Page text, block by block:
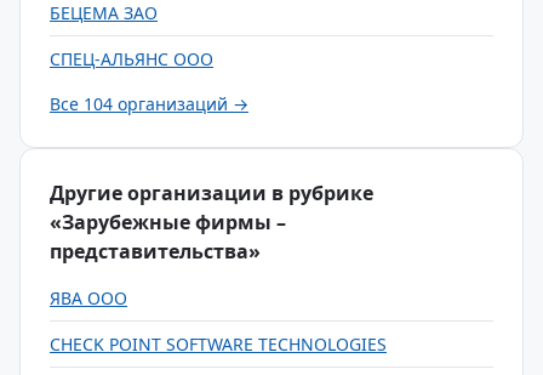
БЕЦЕМА ЗАО
СПЕЦ-АЛЬЯНС ООО
Все 104 организаций →
Другие организации в рубрике
«Зарубежные фирмы –
представительства»
ЯВА ООО
CHECK POINT SOFTWARE TECHNOLOGIES